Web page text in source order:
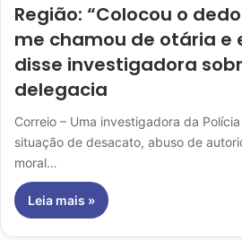
Região: “Colocou o
me chamou de otária e
disse investigadora
delegacia
Correio – Uma investigadora da
situação de desacato, abuso de
moral…
Leia mais »